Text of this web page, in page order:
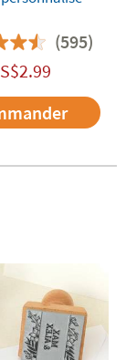
(595)
2.99